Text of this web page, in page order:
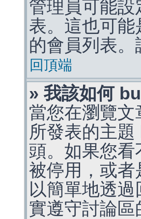
管理員可能
表。這也可
的會員列表
回頂端
» 我該如何
當您在瀏覽
所發表的主
頭。如果您
被停用，或
以簡單地透
實遵守討論區